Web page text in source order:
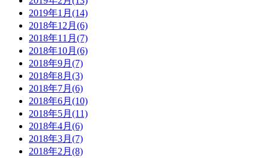
2019年1月(14)
2018年12月(6)
2018年11月(7)
2018年10月(6)
2018年9月(7)
2018年8月(3)
2018年7月(6)
2018年6月(10)
2018年5月(11)
2018年4月(6)
2018年3月(7)
2018年2月(8)